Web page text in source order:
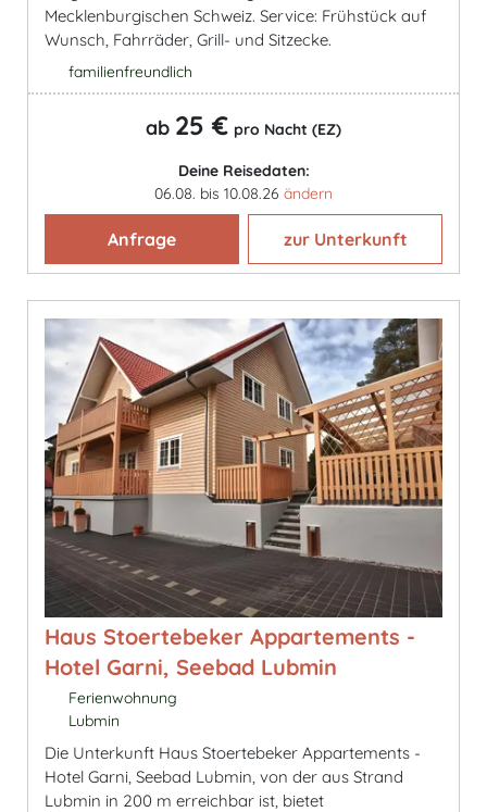
Mecklenburgischen Schweiz. Service: Frühstück auf
Wunsch, Fahrräder, Grill- und Sitzecke.
familienfreundlich
ab 25 € pro Nacht (EZ)
Deine Reisedaten:
06.08. bis 10.08.26 ändern
Anfrage zur Unterkunft
Haus Stoertebeker Appartements -
Hotel Garni, Seebad Lubmin
Ferienwohnung
Lubmin
Die Unterkunft Haus Stoertebeker Appartements -
Hotel Garni, Seebad Lubmin, von der aus Strand
Lubmin in 200 m erreichbar ist, bietet